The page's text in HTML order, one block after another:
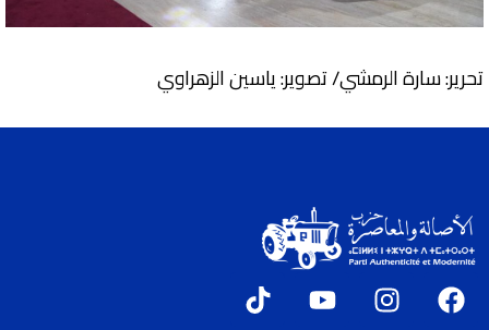
تحرير: سارة الرمشي/ تصوير: ياسين الزهراوي
F
a
I
n
Y
o
T
i